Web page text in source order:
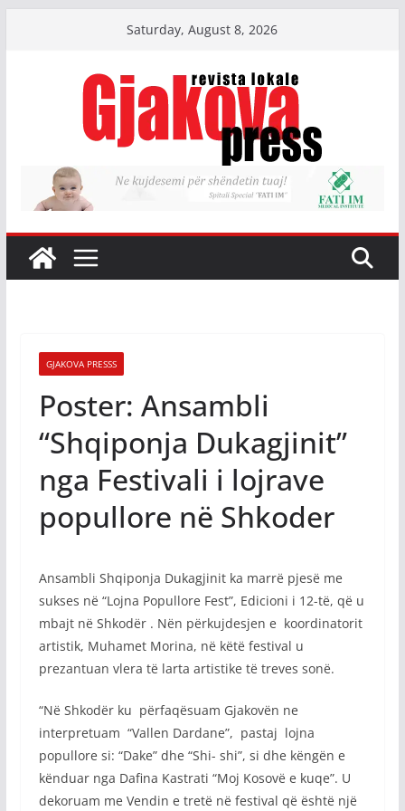
Saturday, August 8, 2026
GJAKOVA PRESSS
Poster: Ansambli
“Shqiponja Dukagjinit”
nga Festivali i lojrave
popullore në Shkoder
Ansambli Shqiponja Dukagjinit ka marrë pjesë me
sukses në “Lojna Popullore Fest”, Edicioni i 12-të, që u
mbajt në Shkodër . Nën përkujdesjen e koordinatorit
artistik, Muhamet Morina, në këtë festival u
prezantuan vlera të larta artistike të treves sonë.
“Në Shkodër ku përfaqësuam Gjakovën ne
interpretuam “Vallen Dardane”, pastaj lojna
popullore si: “Dake” dhe “Shi- shi”, si dhe këngën e
kënduar nga Dafina Kastrati “Moj Kosovë e kuqe”. U
dekoruam me Vendin e tretë në festival që është një